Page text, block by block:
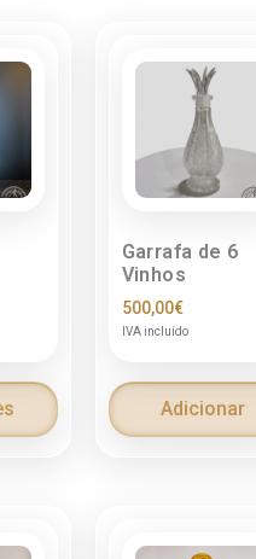
Garrafa de 6
Vinhos
500,00€
IVA incluído
Adicionar